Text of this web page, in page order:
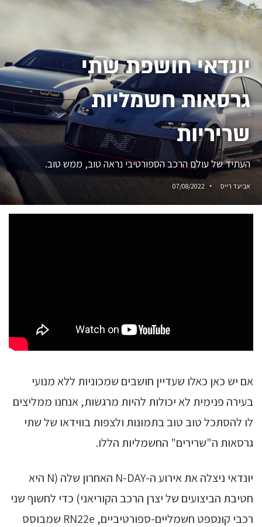
יונדאי חושפת שתי
גרסאות חשמליות
שריריות
העתיד של עולם הרכב הספורטיבי נראה טוב, ממש טוב.
אביעד רייס 07/08/2022
אם יש כאן כאלו שעדיין חושבים שמכוניות ללא מנועי
בעירה פנימית לא יכולות להיות מרגשות, אנחנו ממליצים
לו להסתכל טוב טוב בתמונות ולצפות בווידאו של שתי
גרסאות ה"שרירים" החשמליות הללו.
יונדאי ניצלה את אירוע ה-N-DAY האחרון שלה (N היא
חטיבת הביצועים של יצרן הרכב הקוריאני) כדי לחשוף שני
רכבי קונספט חשמליים-ספורטיביים, RN22e שמבוסס